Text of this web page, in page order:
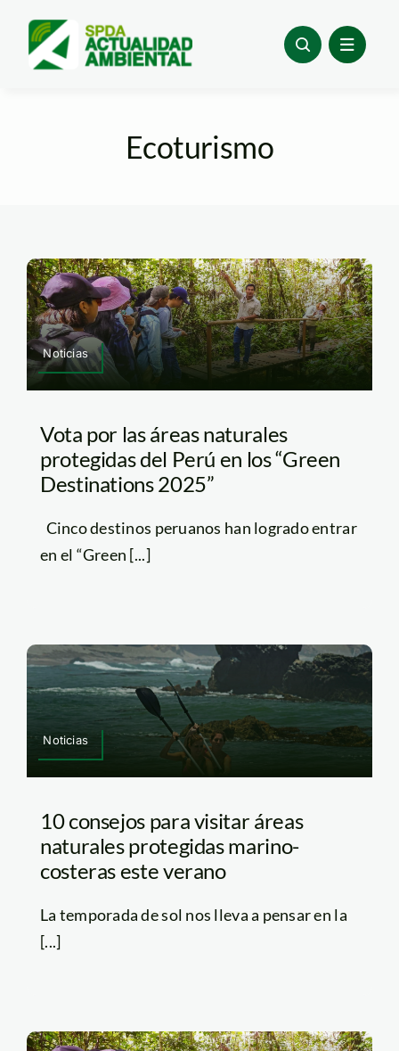
content
Ecoturismo
Noticias
Vota por las áreas naturales
protegidas del Perú en los “Green
Destinations 2025”
Cinco destinos peruanos han logrado entrar
en el “Green [...]
Noticias
10 consejos para visitar áreas
naturales protegidas marino-
costeras este verano
La temporada de sol nos lleva a pensar en la
[...]